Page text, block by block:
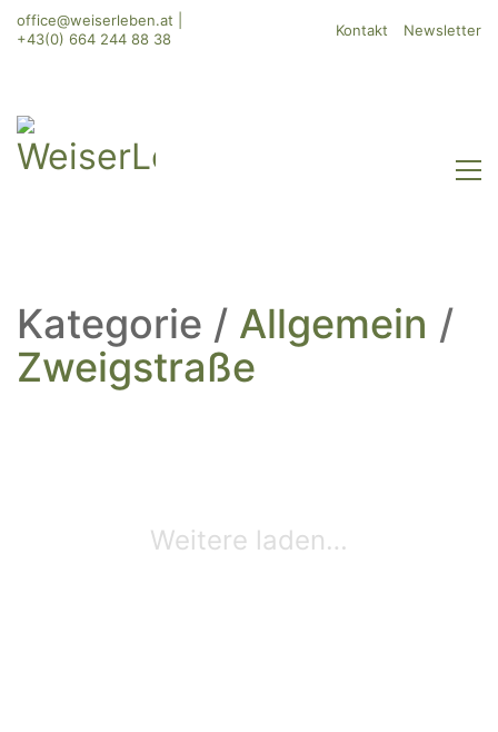
office@weiserleben.at
+43(0) 664 244 88 38
Kontakt Newsletter
Kategorie / Allgemein /
Zweigstraße
Weitere laden…